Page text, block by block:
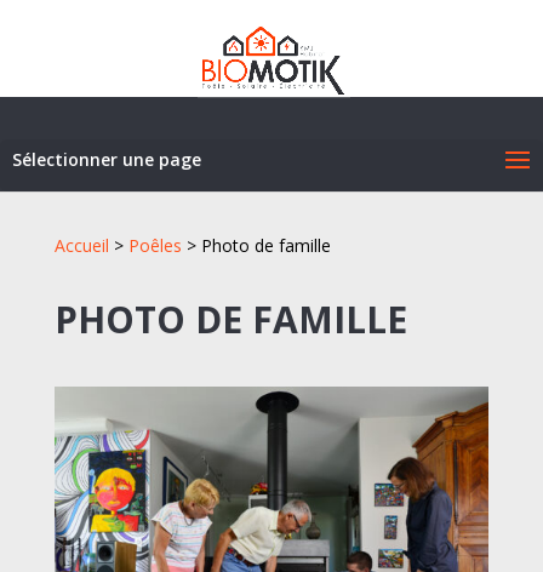
Sélectionner une page
Accueil > Poêles > Photo de famille
PHOTO DE FAMILLE